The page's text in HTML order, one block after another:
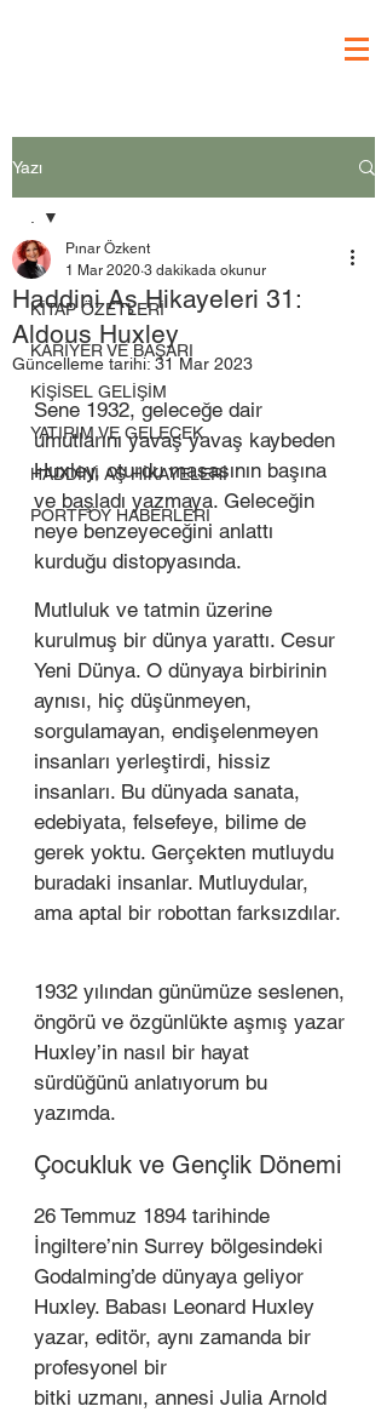
Yazı
.
KİTAP ÖZETLERİ
KARİYER VE BAŞARI
KİŞİSEL GELİŞİM
YATIRIM VE GELECEK
HADDİNİ AŞ HİKAYELERİ
PORTFÖY HABERLERİ
Haddini Aş Hikayeleri 31:
Aldous Huxley
Pınar Özkent
1 Mar 2020 3 dakikada okunur
Güncelleme tarihi: 31 Mar 2023
Sene 1932, geleceğe dair
umutlarını yavaş yavaş kaybeden
Huxley, oturdu masasının başına
ve başladı yazmaya. Geleceğin
neye benzeyeceğini anlattı
kurduğu distopyasında.
Mutluluk ve tatmin üzerine
kurulmuş bir dünya yarattı. Cesur
Yeni Dünya. O dünyaya birbirinin
aynısı, hiç düşünmeyen,
sorgulamayan, endişelenmeyen
insanları yerleştirdi, hissiz
insanları. Bu dünyada sanata,
edebiyata, felsefeye, bilime de
gerek yoktu. Gerçekten mutluydu
buradaki insanlar. Mutluydular,
ama aptal bir robottan farksızdılar.
1932 yılından günümüze seslenen,
öngörü ve özgünlükte aşmış yazar
Huxley’in nasıl bir hayat
sürdüğünü anlatıyorum bu
yazımda.
Çocukluk ve Gençlik Dönemi
26 Temmuz 1894 tarihinde
İngiltere’nin Surrey bölgesindeki
Godalming’de dünyaya geliyor
Huxley. Babası Leonard Huxley
yazar, editör, aynı zamanda bir
profesyonel bir
bitki uzmanı, annesi Julia Arnold